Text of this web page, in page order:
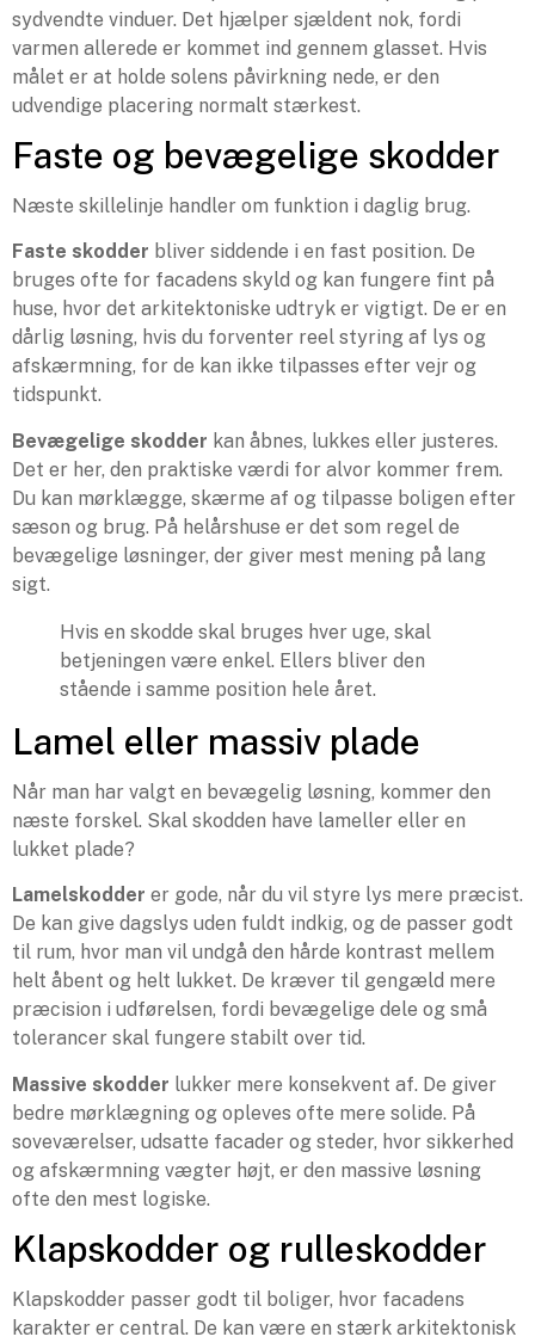
sydvendte vinduer. Det hjælper sjældent nok, fordi
varmen allerede er kommet ind gennem glasset. Hvis
målet er at holde solens påvirkning nede, er den
udvendige placering normalt stærkest.
Faste og bevægelige skodder
Næste skillelinje handler om funktion i daglig brug.
Faste skodder bliver siddende i en fast position. De
bruges ofte for facadens skyld og kan fungere fint på
huse, hvor det arkitektoniske udtryk er vigtigt. De er en
dårlig løsning, hvis du forventer reel styring af lys og
afskærmning, for de kan ikke tilpasses efter vejr og
tidspunkt.
Bevægelige skodder kan åbnes, lukkes eller justeres.
Det er her, den praktiske værdi for alvor kommer frem.
Du kan mørklægge, skærme af og tilpasse boligen efter
sæson og brug. På helårshuse er det som regel de
bevægelige løsninger, der giver mest mening på lang
sigt.
Hvis en skodde skal bruges hver uge, skal
betjeningen være enkel. Ellers bliver den
stående i samme position hele året.
Lamel eller massiv plade
Når man har valgt en bevægelig løsning, kommer den
næste forskel. Skal skodden have lameller eller en
lukket plade?
Lamelskodder er gode, når du vil styre lys mere præcist.
De kan give dagslys uden fuldt indkig, og de passer godt
til rum, hvor man vil undgå den hårde kontrast mellem
helt åbent og helt lukket. De kræver til gengæld mere
præcision i udførelsen, fordi bevægelige dele og små
tolerancer skal fungere stabilt over tid.
Massive skodder lukker mere konsekvent af. De giver
bedre mørklægning og opleves ofte mere solide. På
soveværelser, udsatte facader og steder, hvor sikkerhed
og afskærmning vægter højt, er den massive løsning
ofte den mest logiske.
Klapskodder og rulleskodder
Klapskodder passer godt til boliger, hvor facadens
karakter er central. De kan være en stærk arkitektonisk